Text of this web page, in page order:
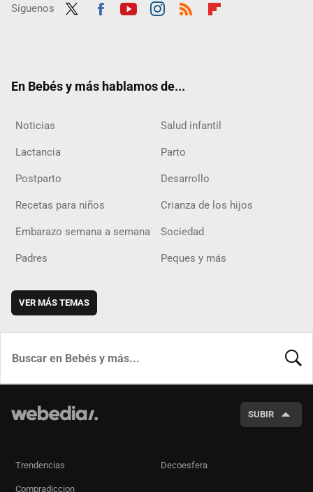
Síguenos
En Bebés y más hablamos de...
Noticias Salud infantil
Lactancia Parto
Postparto Desarrollo
Recetas para niños Crianza de los hijos
Embarazo semana a semana Sociedad
Padres Peques y más
VER MÁS TEMAS
SUBIR
Trendencias Decoesfera
Compradiccion